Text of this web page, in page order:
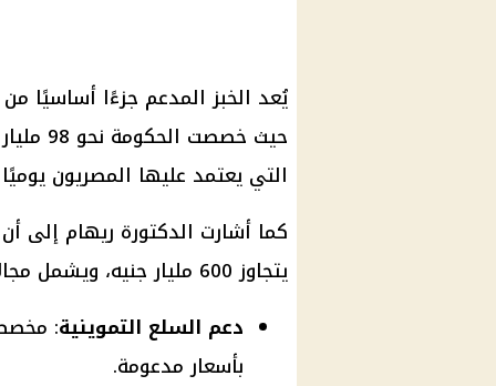
يُعد الخبز المدعم جزءًا أساسيًا
حيث
التي يعتمد عليها المصريون
كما أشارت الدكتورة ريهام إلى
يتجاوز 600 مليار جنيه، ويشمل مجالات حيوية أخرى مثل:
دعم السلع التموينية
بأسعار مدعومة.